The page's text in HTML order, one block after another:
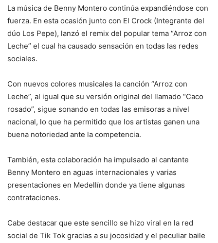
La música de Benny Montero continúa expandiéndose con
fuerza. En esta ocasión junto con El Crock (Integrante del
dúo Los Pepe), lanzó el remix del popular tema “Arroz con
Leche” el cual ha causado sensación en todas las redes
sociales.
Con nuevos colores musicales la canción “Arroz con
Leche”, al igual que su versión original del llamado “Caco
rosado”, sigue sonando en todas las emisoras a nivel
nacional, lo que ha permitido que los artistas ganen una
buena notoriedad ante la competencia.
También, esta colaboración ha impulsado al cantante
Benny Montero en aguas internacionales y varias
presentaciones en Medellín donde ya tiene algunas
contrataciones.
Cabe destacar que este sencillo se hizo viral en la red
social de Tik Tok gracias a su jocosidad y el peculiar baile